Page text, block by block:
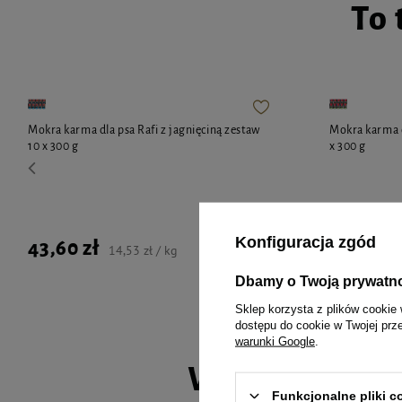
To
Mokra karma dla psa Rafi z jagnięciną zestaw
10 x 300 g
43,60 zł 14,53 zł / kg
Mokra karma
x 300 g
43,60 zł
Wybrane
Konfiguracja zgód
Dbamy o Twoją
Sklep korzysta z plików cookie
dostępu do cookie w Twojej
warunki Google
Funkcjonalne pliki